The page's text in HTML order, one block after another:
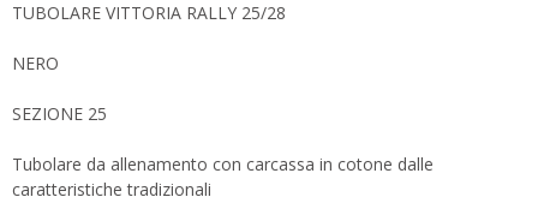
TUBOLARE VITTORIA RALLY 25/28
NERO
SEZIONE 25
Tubolare da allenamento con carcassa in cotone dalle
caratteristiche tradizionali